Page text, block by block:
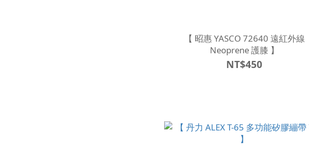
【 昭惠 YASCO 72640 遠紅外線
Neoprene 護膝 】
NT$450